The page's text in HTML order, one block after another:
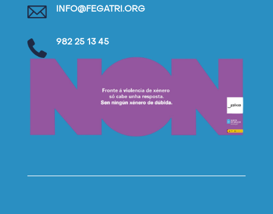
INFO@FEGATRI.ORG
982 25 13 45